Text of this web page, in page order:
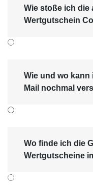
Wie stoße ich die
Wertgutschein
Wie und wo
Mail nochmal
Wo finde ich die
Wertgutscheine